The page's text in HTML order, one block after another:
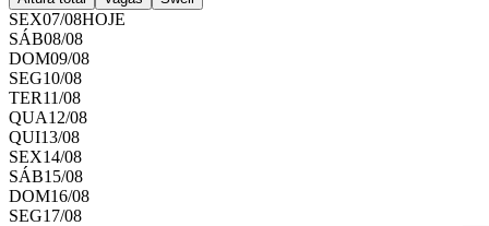
SEX07/08HOJE
SÁB08/08
DOM09/08
SEG10/08
TER11/08
QUA12/08
QUI13/08
SEX14/08
SÁB15/08
DOM16/08
SEG17/08